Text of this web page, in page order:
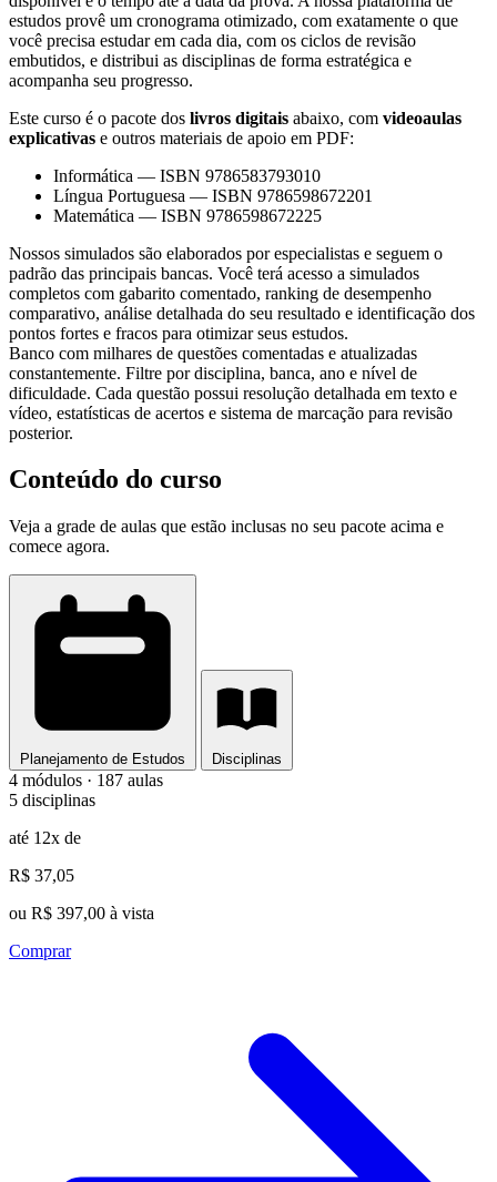
estudos provê um cronograma otimizado, com exatamente o que
você precisa estudar em cada dia, com os ciclos de revisão
embutidos, e distribui as disciplinas de forma estratégica e
acompanha seu progresso.
Este curso é o pacote dos livros digitais abaixo, com videoaulas
explicativas e outros materiais de apoio em PDF:
Informática — ISBN 9786583793010
Língua Portuguesa — ISBN 9786598672201
Matemática — ISBN 9786598672225
Nossos simulados são elaborados por especialistas e seguem o
padrão das principais bancas. Você terá acesso a simulados
completos com gabarito comentado, ranking de desempenho
comparativo, análise detalhada do seu resultado e identificação dos
pontos fortes e fracos para otimizar seus estudos.
Banco com milhares de questões comentadas e atualizadas
constantemente. Filtre por disciplina, banca, ano e nível de
dificuldade. Cada questão possui resolução detalhada em texto e
vídeo, estatísticas de acertos e sistema de marcação para revisão
posterior.
Conteúdo do curso
Veja a grade de aulas que estão inclusas no seu pacote acima e
comece agora.
Planejamento de Estudos Disciplinas
4 módulos · 187 aulas
5 disciplinas
até 12x de
R$ 37,05
ou R$ 397,00 à vista
Comprar